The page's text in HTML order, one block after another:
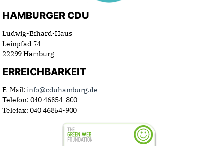
HAMBURGER CDU
Ludwig-Erhard-Haus
Leinpfad 74
22299 Hamburg
ERREICHBARKEIT
E-Mail: info@cduhamburg.de
Telefon: 040 46854-800
Telefax: 040 46854-900